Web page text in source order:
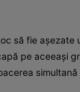
să fie
pe aceeași